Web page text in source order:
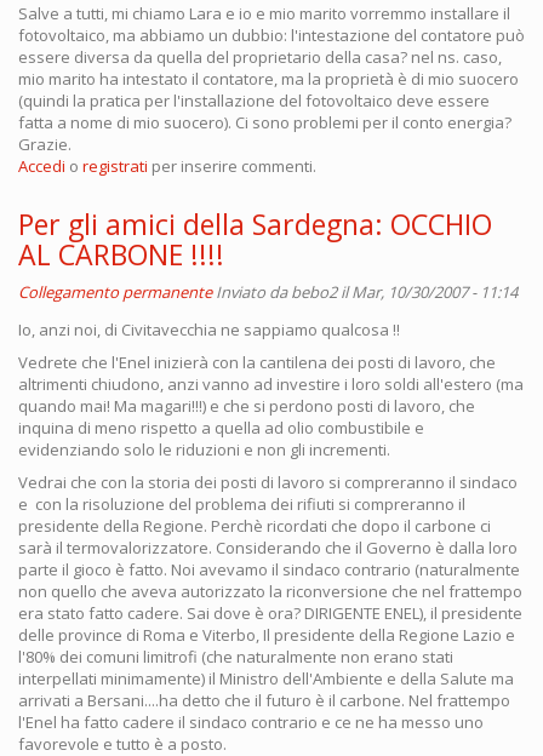
Salve a tutti, mi chiamo Lara e io e mio marito vorremmo installare il
fotovoltaico, ma abbiamo un dubbio: l'intestazione del contatore può
essere diversa da quella del proprietario della casa? nel ns. caso,
mio marito ha intestato il contatore, ma la proprietà è di mio suocero
(quindi la pratica per l'installazione del fotovoltaico deve essere
fatta a nome di mio suocero). Ci sono problemi per il conto energia?
Grazie.
Accedi o registrati per inserire commenti.
Per gli amici della Sardegna: OCCHIO
AL CARBONE !!!!
Collegamento permanente Inviato dabebo2il Mar, 10/30/2007 - 11:14
Io, anzi noi, di Civitavecchia ne sappiamo qualcosa !!
Vedrete che l'Enel inizierà con la cantilena dei posti di lavoro, che
altrimenti chiudono, anzi vanno ad investire i loro soldi all'estero (ma
quando mai! Ma magari!!!) e che si perdono posti di lavoro, che
inquina di meno rispetto a quella ad olio combustibile e
evidenziando solo le riduzioni e non gli incrementi.
Vedrai che con la storia dei posti di lavoro si compreranno il sindaco
e con la risoluzione del problema dei rifiuti si compreranno il
presidente della Regione. Perchè ricordati che dopo il carbone ci
sarà il termovalorizzatore. Considerando che il Governo è dalla loro
parte il gioco è fatto. Noi avevamo il sindaco contrario (naturalmente
non quello che aveva autorizzato la riconversione che nel frattempo
era stato fatto cadere. Sai dove è ora? DIRIGENTE ENEL), il presidente
delle province di Roma e Viterbo, Il presidente della Regione Lazio e
l'80% dei comuni limitrofi (che naturalmente non erano stati
interpellati minimamente) il Ministro dell'Ambiente e della Salute ma
arrivati a Bersani....ha detto che il futuro è il carbone. Nel frattempo
l'Enel ha fatto cadere il sindaco contrario e ce ne ha messo uno
favorevole e tutto è a posto.